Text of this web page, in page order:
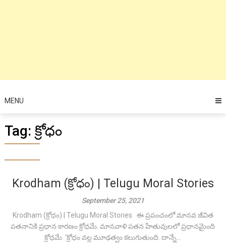
MENU
Tag: క్రోధం
Krodham (క్రోధం) | Telugu Moral Stories
September 25, 2021
Krodham (క్రోధం) | Telugu Moral Stories ఈ ప్రపంచంలో మానవ జీవిత
పతనానికి ప్రధాన కారణం క్రోధమే. మానవాళి పతన హేతువులలో ప్రధానమైంది
క్రోధమే. ‘క్రోధం వల్ల మూఢత్వం కలుగుతుంది. దాన్నే...